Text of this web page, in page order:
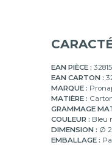
EAN PIÈCE :
EAN CARTON :
MARQUE :
MATIÈRE :
GRAMMAGE
COULEUR : Bleu
DIMENSION : Ø
EMBALLAGE :